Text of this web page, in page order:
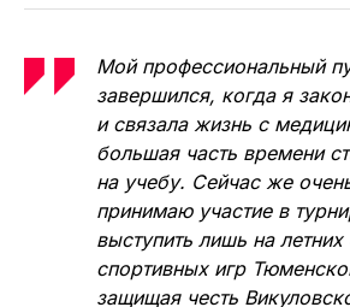
Мой профессиональный
завершился, когда я
и связала жизнь с
большая часть времени
на учебу. Сейчас же
принимаю участие в
выступить лишь на летних
спортивных игр
защищая честь